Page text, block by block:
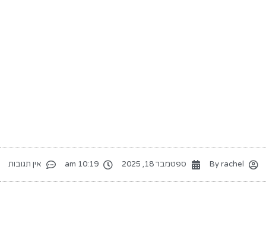
Byrachel ספטמבר 18, 2025 10:19 am אין תגובות